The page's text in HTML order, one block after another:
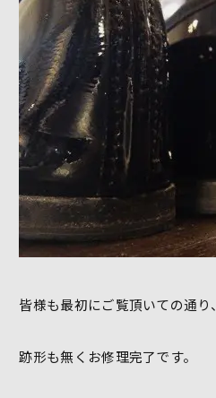
皆様も最初にご覧頂いての通り、
跡形も無くお修理完了です。